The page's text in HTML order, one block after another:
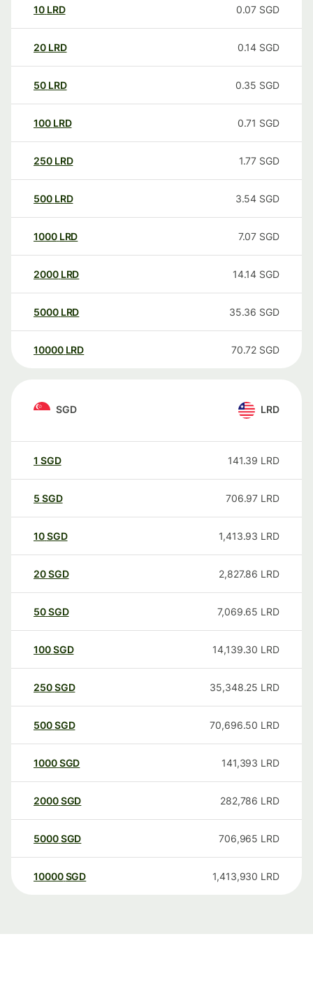
10 LRD 0.07 SGD
20 LRD 0.14 SGD
50 LRD 0.35 SGD
100 LRD 0.71 SGD
250 LRD 1.77 SGD
500 LRD 3.54 SGD
1000 LRD 7.07 SGD
2000 LRD 14.14 SGD
5000 LRD 35.36 SGD
10000 LRD 70.72 SGD
SGD LRD
1 SGD 141.39 LRD
5 SGD 706.97 LRD
10SGD 1,413.93 LRD
20SGD 2,827.86 LRD
50SGD 7,069.65 LRD
100SGD 14,139.30 LRD
250SGD 35,348.25 LRD
500SGD 70,696.50 LRD
1000SGD 141,393 LRD
2000SGD 282,786 LRD
5000SGD 706,965 LRD
10000 SGD 1,413,930 LRD